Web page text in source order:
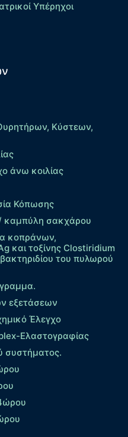
Υπέρηχοι
Κύστεων,
άνω κοιλίας
Κόπωσης
καμπύλη σακχάρου
κοπράνων,
και τοξίνης Clostiridium
του πυλωρού
εξετάσεων
Έλεγχο
Ελαστογραφίας
συστήματος.